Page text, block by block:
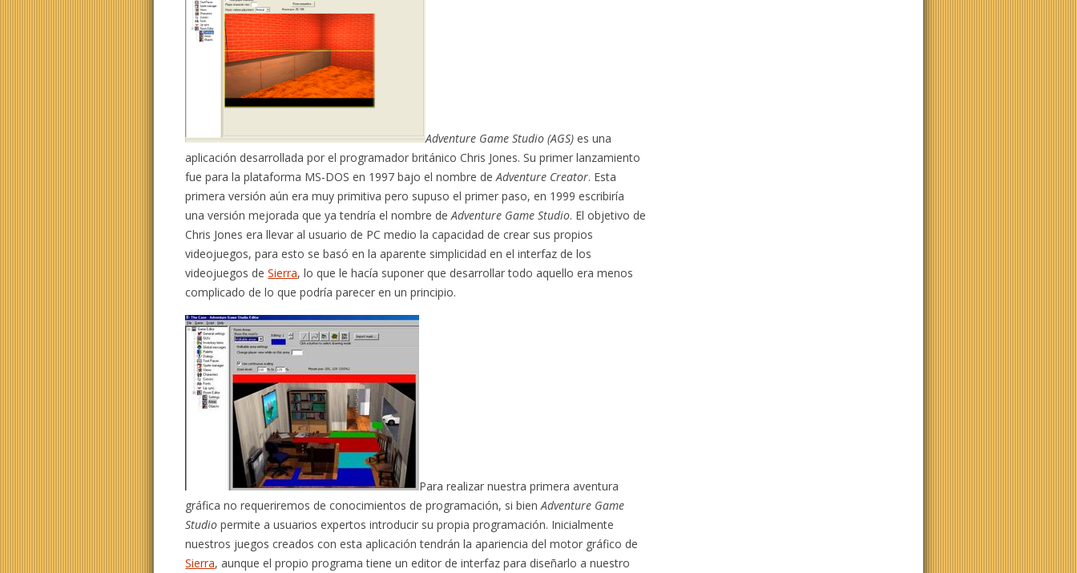
Adventure Game Studio (AGS) es una
aplicación desarrollada por el programador británico Chris Jones. Su primer lanzamiento
fue para la plataforma MS-DOS en 1997 bajo el nombre deAdventure Creator. Esta
primera versión aún era muy primitiva pero supuso el primer paso, en 1999 escribiría
una versión mejorada que ya tendría el nombre deAdventure Game Studio. El objetivo de
Chris Jones era llevar al usuario de PC medio la capacidad de crear sus propios
videojuegos, para esto se basó en la aparente simplicidad en el interfaz de los
videojuegos deSierra, lo que le hacía suponer que desarrollar todo aquello era menos
complicado de lo que podría parecer en un principio.
Para realizar nuestra primera aventura
gráfica no requeriremos de conocimientos de programación, si bienAdventure Game
Studio permite a usuarios expertos introducir su propia programación. Inicialmente
nuestros juegos creados con esta aplicación tendrán la apariencia del motor gráfico de
Sierra, aunque el propio programa tiene un editor de interfaz para diseñarlo a nuestro